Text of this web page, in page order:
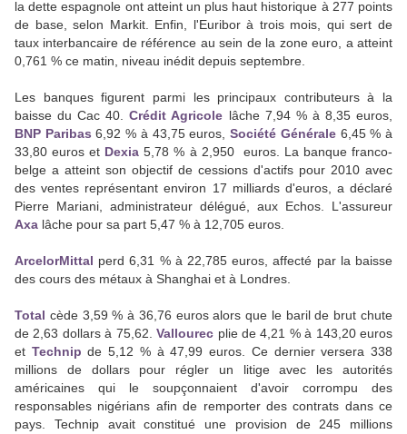
la dette espagnole ont atteint un plus haut historique à 277 points
de base, selon Markit. Enfin, l'Euribor à trois mois, qui sert de
taux interbancaire de référence au sein de la zone euro, a atteint
0,761 % ce matin, niveau inédit depuis septembre.
Les banques figurent parmi les principaux contributeurs à la
baisse du Cac 40.Crédit Agricole lâche 7,94 % à 8,35 euros,
BNP Paribas 6,92 % à 43,75 euros,Société Générale6,45 % à
33,80 euros et Dexia 5,78 % à 2,950 euros. La banque franco-
belge a atteint son objectif de cessions d'actifs pour 2010 avec
des ventes représentant environ 17 milliards d'euros, a déclaré
Pierre Mariani, administrateur délégué, aux Echos. L'assureur
Axa lâche pour sa part 5,47 % à 12,705 euros.
ArcelorMittal perd 6,31 % à 22,785 euros, affecté par la baisse
des cours des métaux à Shanghai et à Londres.
Total cède 3,59 % à 36,76 euros alors que le baril de brut chute
de 2,63 dollars à 75,62.Vallourec plie de 4,21 % à 143,20 euros
et Technip de 5,12 % à 47,99 euros. Ce dernier versera 338
millions de dollars pour régler un litige avec les autorités
américaines qui le soupçonnaient d'avoir corrompu des
responsables nigérians afin de remporter des contrats dans ce
pays. Technip avait constitué une provision de 245 millions